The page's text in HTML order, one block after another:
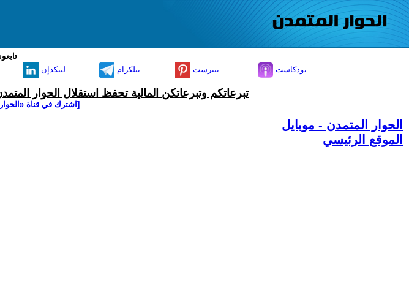
لينكدإن تيلكرام بنترست بودكاست
تبرعاتكم وتبرعاتكن المالية تحفظ استقلال الحوار
[اشترك في قناة
الحوار المتمدن - موبايل
الموقع الرئيسي